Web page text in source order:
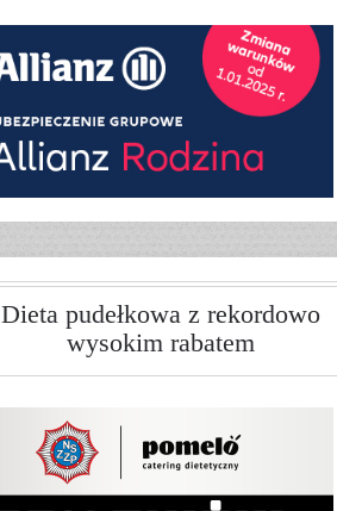
Dieta pudełkowa z rekordowo
wysokim rabatem